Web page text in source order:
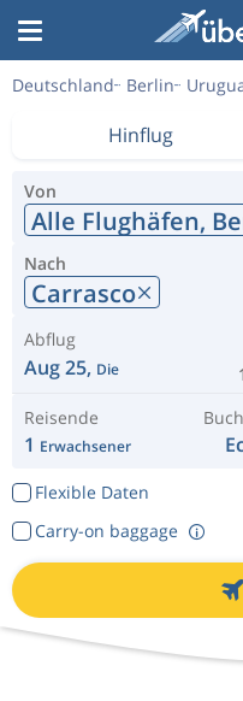
Deutschland Berlin
Hinflug
Von
Alle Flughäfen,
Nach
Carrasco
Abflug
Aug 25, Die
Reisende
1 Erwachsener
Flexible Daten
Carry-on baggage